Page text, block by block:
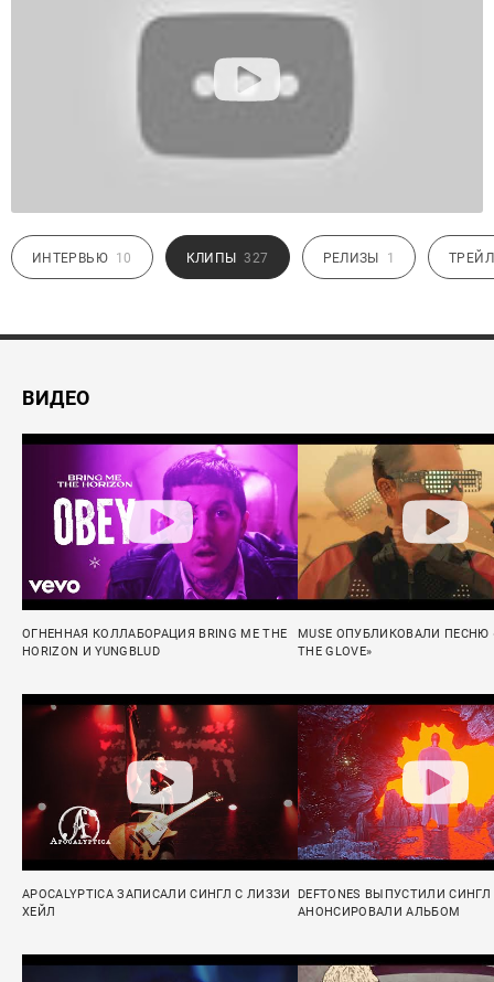
ИНТЕРВЬЮ 10 КЛИПЫ 327 РЕЛИЗЫ 1
ВИДЕО
ОГНЕННАЯ КОЛЛАБОРАЦИЯ BRING ME THE
HORIZON И YUNGBLUD
MUSE ОПУБЛИКОВАЛИ ПЕСНЮ
THE GLOVE»
APOCALYPTICA ЗАПИСАЛИ СИНГЛ С ЛИЗЗИ
ХЕЙЛ
DEFTONES ВЫПУСТИЛИ СИНГЛ
АНОНСИРОВАЛИ АЛЬБОМ